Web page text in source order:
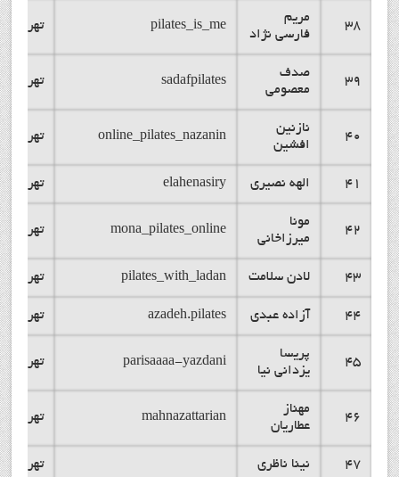
38
مریم
فارسی نژاد
pilates_is_me تهران
39
صدف
معصومی
sadafpilates تهران
40
نازنین
افشین
online_pilates_nazanin تهران
41 الهه نصیری elahenasiry تهران
42
مونا
میرزاخانی
mona_pilates_online تهران
43 لادن سلامت pilates_with_ladan تهران
44 آزاده عبدی azadeh.pilates تهران
45
پریسا
یزدانی نیا
parisaaaa-yazdani تهران
46
مهناز
عطاریان
mahnazattarian تهران
47 نینا ناظری تهران